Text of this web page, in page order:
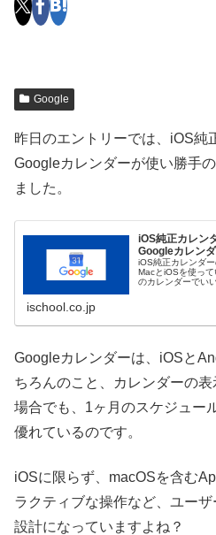
Google
昨日のエントリーでは、iOS純
Googleカレンダーが使い勝手
ました。
iOS純正カレン
Googleカレン
iOS純正カレンダ
MacとiOSを使っ
のカレンダーでい
ischool.co.jp
Googleカレンダーは、iOSと
ちろんのこと、カレンダーの
場合でも、1ヶ月のスケジュー
優れているのです。
iOSに限らず、macOSを含む
ラクティブな操作など、ユー
設計になっていますよね？